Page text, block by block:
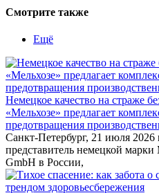
Смотрите также
Ещё
Немецкое качество на страже
«Мельхозе» предлагает
предотвращения
Санкт-Петербург, 21 июля
представитель немецкой
GmbH в России,